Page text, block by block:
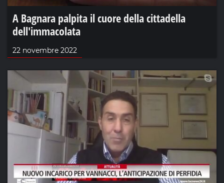
A Bagnara palpita il cuore della cittadella
dell'immacolata
22 novembre 2022